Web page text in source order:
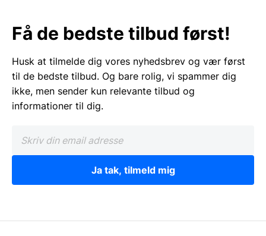
Få de bedste tilbud først!
Husk at tilmelde dig vores nyhedsbrev og vær først
til de bedste tilbud. Og bare rolig, vi spammer dig
ikke, men sender kun relevante tilbud og
informationer til dig.
Ja tak, tilmeld mig